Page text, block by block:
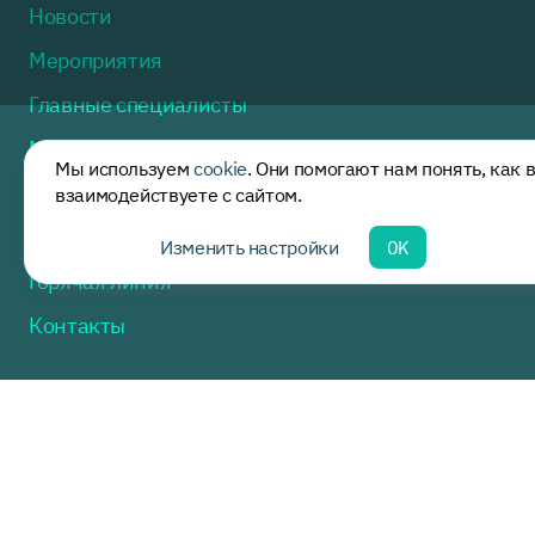
Новости
Мероприятия
Главные специалисты
Методические рекомендации
Полезная информация
Нормативные акты
Горячая линия
Контакты
Мы используем cookie. Они помогают нам понять, как
взаимодействуете с сайтом.
Изменить настройки OK